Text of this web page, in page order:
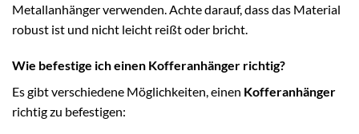
Metallanhänger verwenden. Achte darauf, dass das Material
robust ist und nicht leicht reißt oder bricht.
Wie befestige ich einen Kofferanhänger richtig?
Es gibt verschiedene Möglichkeiten, einen Kofferanhänger
richtig zu befestigen: